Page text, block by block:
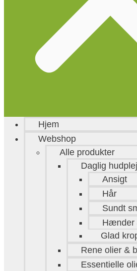
Hjem
Webshop
Alle produkter
Daglig
Ansigt
Hår
Sundt
Hænder
Glad
Rene olier &
Essentielle